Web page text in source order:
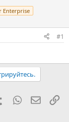
Enterprise
#1
Tumblr WhatsApp